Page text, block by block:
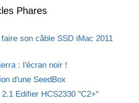
Phares
son câble SSD iMac 2011
: l'écran noir !
d'une SeedBox
Edifier HCS2330 "C2+"